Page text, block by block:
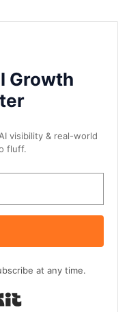
Growth
visibility & real-world
fluff.
at any time.